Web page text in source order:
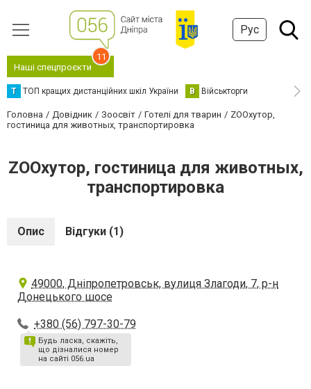
Рус
Наші спецпроєкти
11
Т ТОП кращих дистанційних шкіл України В Військторги
Головна Довідник Зоосвіт Готелі для тварин
ZOOхутор,
гостиница для животных, транспортировка
ZOOхутор, гостиница для животных,
транспортировка
Опис Відгуки (1)
49000, Дніпропетровськ, вулиця Злагоди, 7, р-н
Донецького шосе
+380 (56) 797-30-79
Будь ласка, скажіть,
що дізналися номер
на сайті 056.ua